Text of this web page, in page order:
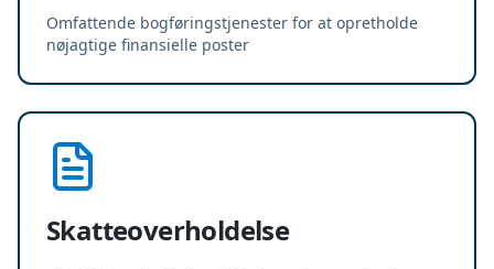
Omfattende bogføringstjenester for at opretholde
nøjagtige finansielle poster
Skatteoverholdelse